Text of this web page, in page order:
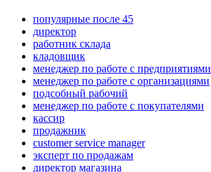
популярные после 45
директор
работник склада
кладовщик
менеджер по работе с предприятиями
менеджер по работе с организациями
подсобный рабочий
менеджер по работе с покупателями
кассир
продажник
customer service manager
эксперт по продажам
директор магазина